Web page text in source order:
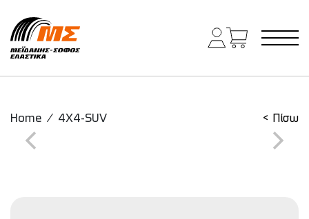
Main Navigation
Home / 4X4-SUV < Πίσω